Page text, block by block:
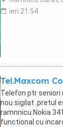
ieri 21:54
Tel.Maxcom
Telefon ptr seniori
nou sigilat .pretul
ramnnicu.Nokia
functional cu